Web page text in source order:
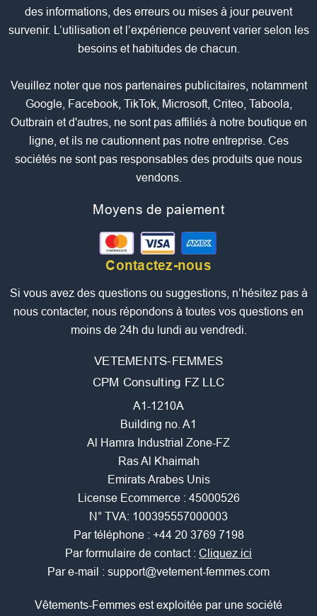
des informations, des erreurs ou mises à jour peuvent
survenir. L’utilisation et l’expérience peuvent varier selon les
besoins et habitudes de chacun.
Veuillez noter que nos partenaires publicitaires, notamment
Google, Facebook, TikTok, Microsoft, Criteo, Taboola,
Outbrain et d'autres, ne sont pas affiliés à notre boutique en
ligne, et ils ne cautionnent pas notre entreprise. Ces
sociétés ne sont pas responsables des produits que nous
vendons.
Moyens de paiement
Contactez-nous
Si vous avez des questions ou suggestions, n’hésitez pas à
nous contacter, nous répondons à toutes vos questions en
moins de 24h du lundi au vendredi.
VETEMENTS-FEMMES
CPM Consulting FZ LLC
A1-1210A
Building no. A1
Al Hamra Industrial Zone-FZ
Ras Al Khaimah
Emirats Arabes Unis
License Ecommerce : 45000526
N° TVA: 100395557000003
Par téléphone : +44 20 3769 7198
Par formulaire de contact : Cliquez ici
Par e-mail : support@vetement-femmes.com
Vêtements-Femmes est exploitée par une société